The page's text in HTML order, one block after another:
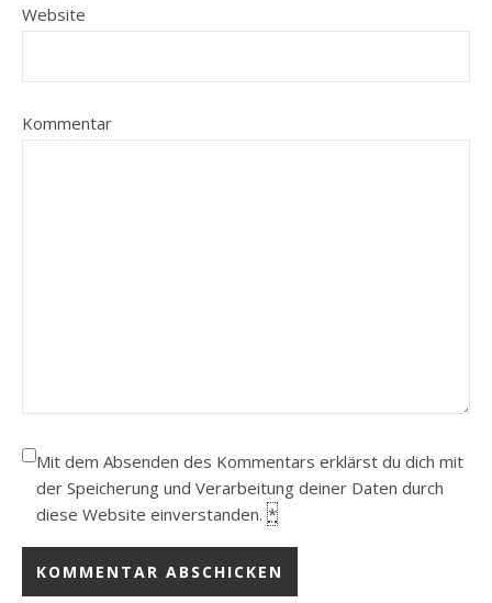
Website
Kommentar
Mit dem Absenden des Kommentars erklärst du dich mit
der Speicherung und Verarbeitung deiner Daten durch
diese Website einverstanden. *